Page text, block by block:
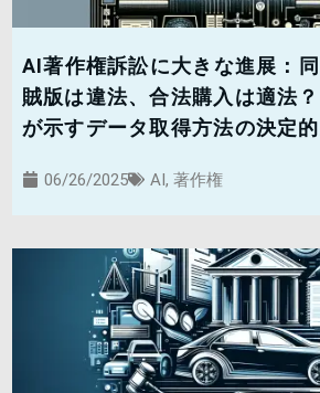
AI著作権訴訟に大きな進展：
賊版は違法、合法購入は適法
が示すデータ取得方法の決定
06/26/2025 AI, 著作権